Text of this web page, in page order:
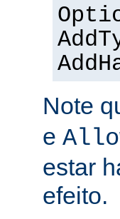
Note
e
estar
efeito.